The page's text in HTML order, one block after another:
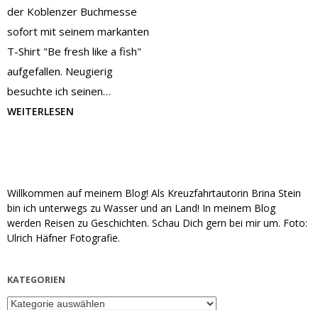
der Koblenzer Buchmesse
sofort mit seinem markanten
T-Shirt "Be fresh like a fish"
aufgefallen. Neugierig
besuchte ich seinen…
WEITERLESEN
Willkommen auf meinem Blog! Als Kreuzfahrtautorin Brina Stein
bin ich unterwegs zu Wasser und an Land! In meinem Blog
werden Reisen zu Geschichten. Schau Dich gern bei mir um. Foto:
Ulrich Häfner Fotografie.
KATEGORIEN
Kategorien